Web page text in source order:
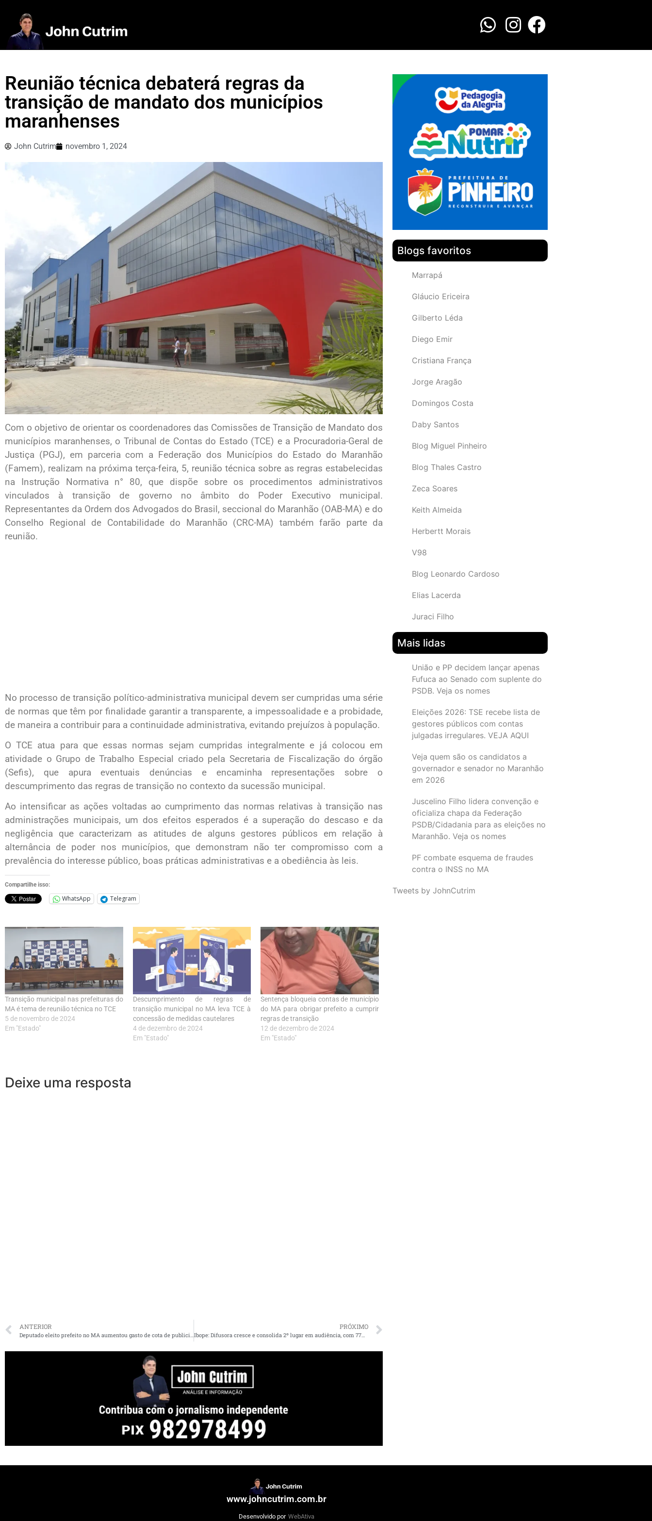
Reunião técnica debaterá regras da
transição de mandato dos municípios
maranhenses
John Cutrim novembro 1, 2024
Com o objetivo de orientar os coordenadores das Comissões de Transição de Mandato dos
municípios maranhenses, o Tribunal de Contas do Estado (TCE) e a Procuradoria-Geral de
Justiça (PGJ), em parceria com a Federação dos Municípios do Estado do Maranhão
(Famem), realizam na próxima terça-feira, 5, reunião técnica sobre as regras estabelecidas
na Instrução Normativa n° 80, que dispõe sobre os procedimentos administrativos
vinculados à transição de governo no âmbito do Poder Executivo municipal.
Representantes da Ordem dos Advogados do Brasil, seccional do Maranhão (OAB-MA) e do
Conselho Regional de Contabilidade do Maranhão (CRC-MA) também farão parte da
reunião.
No processo de transição político-administrativa municipal devem ser cumpridas uma série
de normas que têm por finalidade garantir a transparente, a impessoalidade e a probidade,
de maneira a contribuir para a continuidade administrativa, evitando prejuízos à população.
O TCE atua para que essas normas sejam cumpridas integralmente e já colocou em
atividade o Grupo de Trabalho Especial criado pela Secretaria de Fiscalização do órgão
(Sefis), que apura eventuais denúncias e encaminha representações sobre o
descumprimento das regras de transição no contexto da sucessão municipal.
Ao intensificar as ações voltadas ao cumprimento das normas relativas à transição nas
administrações municipais, um dos efeitos esperados é a superação do descaso e da
negligência que caracterizam as atitudes de alguns gestores públicos em relação à
alternância de poder nos municípios, que demonstram não ter compromisso com a
prevalência do interesse público, boas práticas administrativas e a obediência às leis.
Compartilhe isso:
WhatsApp Telegram
Transição municipal nas prefeituras do
MA é tema de reunião técnica no TCE
5 de novembro de 2024
Em "Estado"
Descumprimento de regras de
transição municipal no MA leva TCE à
concessão de medidas cautelares
4 de dezembro de 2024
Em "Estado"
Sentença bloqueia contas de município
do MA para obrigar prefeito a cumprir
regras de transição
12 de dezembro de 2024
Em "Estado"
Deixe uma resposta
ANTERIOR PRÓXIMO
Blogs favoritos
Marrapá
Gláucio Ericeira
Gilberto Léda
Diego Emir
Cristiana França
Jorge Aragão
Domingos Costa
Daby Santos
Blog Miguel Pinheiro
Blog Thales Castro
Zeca Soares
Keith Almeida
Herbertt Morais
V98
Blog Leonardo Cardoso
Elias Lacerda
Juraci Filho
Mais lidas
União e PP decidem lançar apenas
Fufuca ao Senado com suplente do
PSDB. Veja os nomes
Eleições 2026: TSE recebe lista de
gestores públicos com contas
julgadas irregulares. VEJA AQUI
Veja quem são os candidatos a
governador e senador no Maranhão
em 2026
Juscelino Filho lidera convenção e
oficializa chapa da Federação
PSDB/Cidadania para as eleições no
Maranhão. Veja os nomes
PF combate esquema de fraudes
contra o INSS no MA
Tweets by JohnCutrim
www.johncutrim.com.br
Desenvolvido por WebAtiva